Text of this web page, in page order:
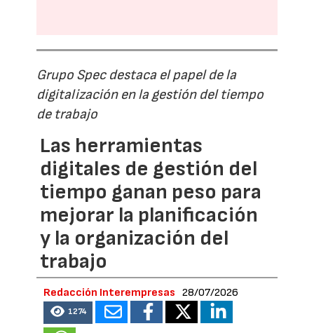
Grupo Spec destaca el papel de la
digitalización en la gestión del tiempo
de trabajo
Las herramientas
digitales de gestión del
tiempo ganan peso para
mejorar la planificación
y la organización del
trabajo
Redacción Interempresas 28/07/2026
1274